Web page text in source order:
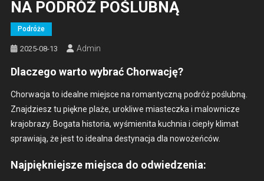
NA PODRÓŻ POŚLUBNĄ
Podróże
2025-08-13 Admin
Dlaczego warto wybrać Chorwację?
Chorwac­ja to ide­alne miejsce na roman­ty­czną podróż poślub­ną.
Zna­jdziesz tu piękne plaże, urokli­we miastecz­ka i mal­own­icze
kra­jo­brazy. Boga­ta his­to­ria, wyśmieni­ta kuch­nia i ciepły kli­mat
spraw­ia­ją, że jest to ide­al­na desty­nac­ja dla nowożeńców.
Najpiękniejsze miejsca do odwiedzenia: